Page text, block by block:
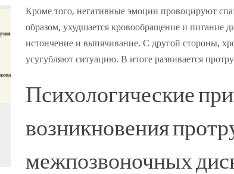
Кроме того, негативные эмоции провоцируют
образом, ухудшается кровообращение и питание
истончение и выпячивание. С другой стороны,
усугубляют ситуацию. В итоге развивается
Психологические
возникновения
межпозвоночных